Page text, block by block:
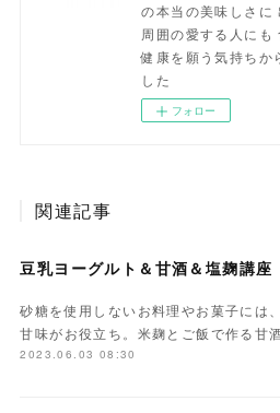
の本当の美味しさに
周囲の愛する人にも
健康を願う気持ちか
した
フォロー
関連記事
豆乳ヨーグルト＆甘酒＆塩麹講座
砂糖を使用しないお料理やお菓子には
甘味がお役立ち。米麹とご飯で作る甘
2023.06.03 08:30